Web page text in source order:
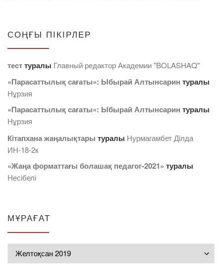
СОҢҒЫ ПІКІРЛЕР
тесттуралы Главный редактор Академии "BOLASHAQ"
«Парасаттылық сағаты»: Ыбырай Алтынсарин туралы
Нұрзия
«Парасаттылық сағаты»: Ыбырай Алтынсарин туралы
Нұрзия
Кітапхана жаңалықтары туралы Нурмагамбет Дiлда
ИН-18-2к
«Жаңа форматтағы болашақ педагог-2021» туралы
Несібелі
МҰРАҒАТ